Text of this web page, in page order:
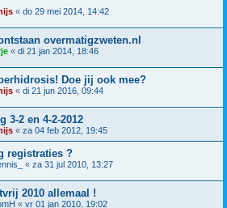
« do 29 mei 2014, 14:42
overmatigzweten.nl
« di 21 jan 2014, 18:46
Doe jij ook mee?
« di 21 jun 2016, 09:44
3-2 en 4-2-2012
« za 04 feb 2012, 19:45
registraties ?
« za 31 jul 2010, 13:27
2010 allemaal !
« vr 01 jan 2010, 19:02